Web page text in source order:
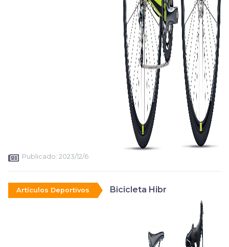
Publicado: 2023/12/6
Artículos Deportivos Bicicleta Hibr